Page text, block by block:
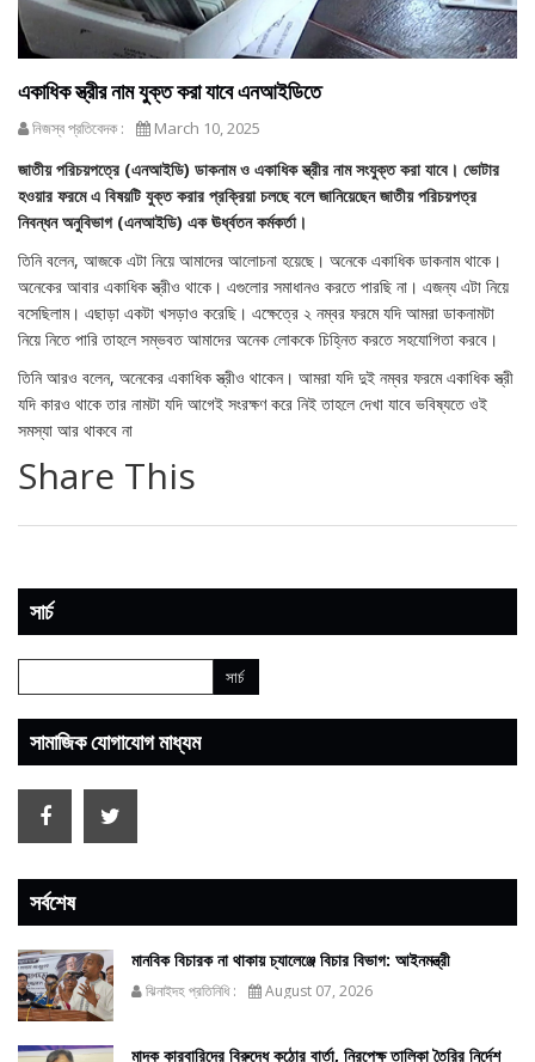
একাধিক স্ত্রীর নাম যুক্ত করা যাবে এনআইডিতে
নিজস্ব প্রতিবেদক : March 10, 2025
জাতীয় পরিচয়পত্রে (এনআইডি) ডাকনাম ও একাধিক স্ত্রীর নাম সংযুক্ত করা যাবে। ভোটার
হওয়ার ফরমে এ বিষয়টি যুক্ত করার প্রক্রিয়া চলছে বলে জানিয়েছেন জাতীয় পরিচয়পত্র
নিবন্ধন অনুবিভাগ (এনআইডি) এক ঊর্ধ্বতন কর্মকর্তা।
তিনি বলেন, আজকে এটা নিয়ে আমাদের আলোচনা হয়েছে। অনেকে একাধিক ডাকনাম থাকে।
অনেকের আবার একাধিক স্ত্রীও থাকে। এগুলোর সমাধানও করতে পারছি না। এজন্য এটা নিয়ে
বসেছিলাম। এছাড়া একটা খসড়াও করেছি। এক্ষেত্রে ২ নম্বর ফরমে যদি আমরা ডাকনামটা
নিয়ে নিতে পারি তাহলে সম্ভবত আমাদের অনেক লোককে চিহ্নিত করতে সহযোগিতা করবে।
তিনি আরও বলেন, অনেকের একাধিক স্ত্রীও থাকেন। আমরা যদি দুই নম্বর ফরমে একাধিক স্ত্রী
যদি কারও থাকে তার নামটা যদি আগেই সংরক্ষণ করে নিই তাহলে দেখা যাবে ভবিষ্যতে ওই
সমস্যা আর থাকবে না
Share This
সার্চ
সামাজিক যোগাযোগ মাধ্যম
সর্বশেষ
মানবিক বিচারক না থাকায় চ্যালেঞ্জে বিচার বিভাগ: আইনমন্ত্রী
ঝিনাইদহ প্রতিনিধি : August 07, 2026
মাদক কারবারিদের বিরুদ্ধে কঠোর বার্তা, নিরপেক্ষ তালিকা তৈরির নির্দেশ